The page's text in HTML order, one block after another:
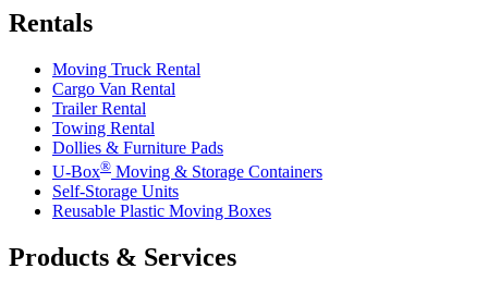
Rentals
Moving Truck Rental
Cargo Van Rental
Trailer Rental
Towing Rental
Dollies & Furniture Pads
U-Box® Moving & Storage Containers
Self-Storage Units
Reusable Plastic Moving Boxes
Products & Services